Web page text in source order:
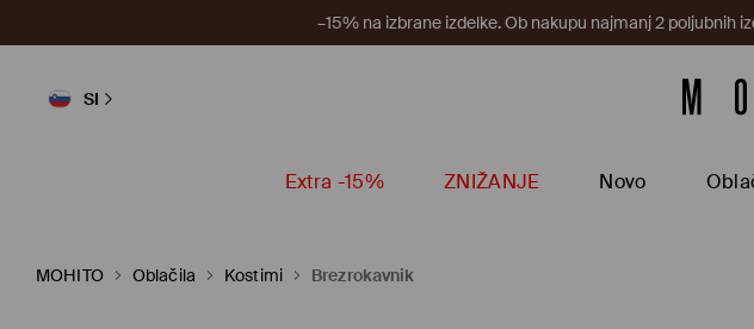
–15% na izbrane izdelke. Ob nakupu najmanj 2 poljubnih
SI
Extra -15% ZNIŽANJE Novo
MOHITO Oblačila Kostimi Brezrokavnik